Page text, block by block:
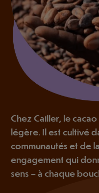
Chez Cailler, le
légère. Il est cultivé
communautés et de
engagement qui
sens – à chaque